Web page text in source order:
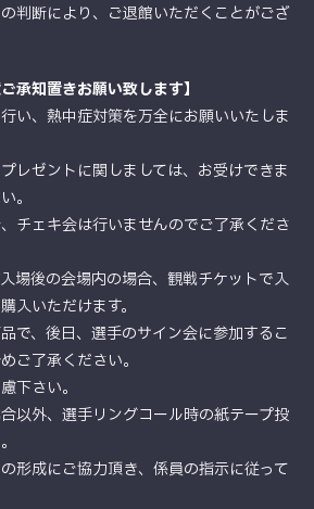
判断により、ご退館いただくことがござ
承知置きお願い致します】
い、熱中症対策を万全にお願いいたしま
レゼントに関しましては、お受けできま
。
チェキ会は行いませんのでご了承くださ
場後の会場内の場合、観戦チケットで入
入いただけます。
で、後日、選手のサイン会に参加するこ
ご了承ください。
下さい。
以外、選手リングコール時の紙テープ投
形成にご協力頂き、係員の指示に従って